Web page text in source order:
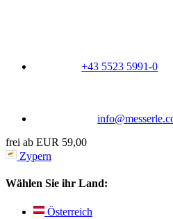
+43 5523 5991-0
frei ab EUR 59,00
Zypern
Wählen Sie ihr Land:
Österreich